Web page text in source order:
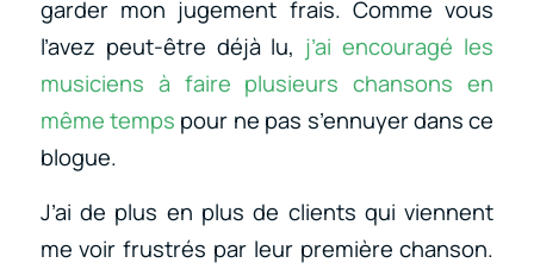
garder mon jugement frais. Comme vous
l’avez peut-être déjà lu, j’ai encouragé les
musiciens à faire plusieurs chansons en
même temps pour ne pas s’ennuyer dans ce
blogue.
J’ai de plus en plus de clients qui viennent
me voir frustrés par leur première chanson.